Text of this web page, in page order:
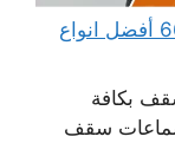
فني سماعات سقف بلوتوث 66780530 أفضل انواع
بكافة
سقف